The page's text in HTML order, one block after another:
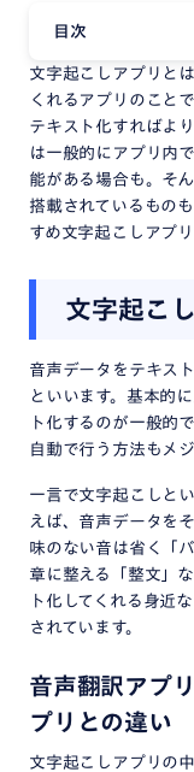
目次
文字起こしアプリと
くれるアプリのこと
テキスト化すればよ
は一般的にアプリ内
能がある場合も。そ
搭載されているもの
すめ文字起こしアプ
文字起こ
音声データをテキス
といいます。基本的
ト化するのが一般的
自動で行う方法もメ
一言で文字起こしと
えば、音声データを
味のない音は省く「
章に整える「整文」
ト化してくれる身近
されています。
音声翻訳アプ
プリとの違い
文字起こしアプリの